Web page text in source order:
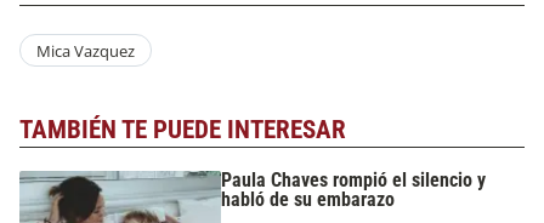
Mica Vazquez
TAMBIÉN TE PUEDE INTERESAR
Paula Chaves rompió el silencio y
habló de su embarazo